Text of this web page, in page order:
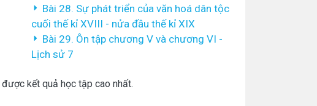
Bài 28. Sự phát triển của văn hoá dân tộc
cuối thế kỉ XVIII - nửa đầu thế kỉ XIX
Bài 29. Ôn tập chương V và chương VI -
Lịch sử 7
kết quả học tập cao nhất.